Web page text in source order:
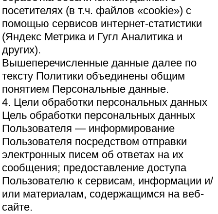
посетителях (в т.ч. файлов «cookie») с
помощью сервисов интернет-статистики
(Яндекс Метрика и Гугл Аналитика и
других).
Вышеперечисленные данные далее по
тексту Политики объединены общим
понятием Персональные данные.
4. Цели обработки персональных данных
Цель обработки персональных данных
Пользователя — информирование
Пользователя посредством отправки
электронных писем об ответах на их
сообщения; предоставление доступа
Пользователю к сервисам, информации и/
или материалам, содержащимся на веб-
сайте.